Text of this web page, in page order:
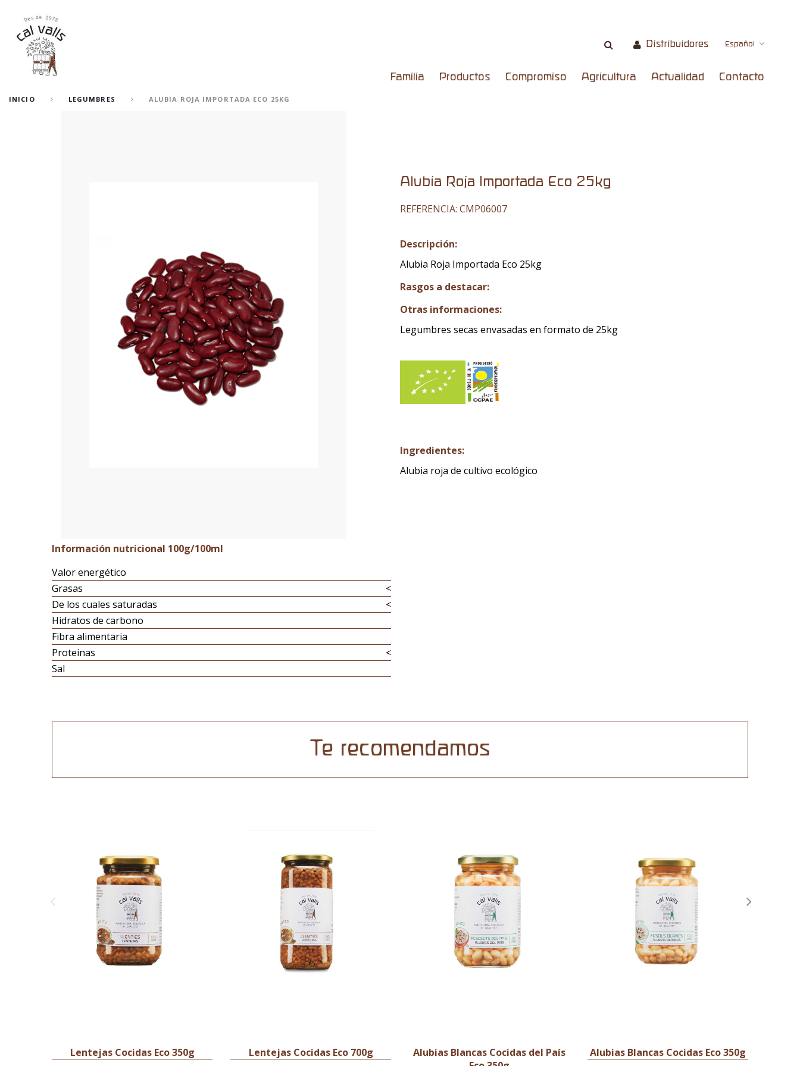
Distribuidores Español
Familia Productos Compromiso Agricultura Actualidad Contacto
INICIO LEGUMBRES ALUBIA ROJA IMPORTADA ECO 25KG
Alubia Roja Importada Eco 25kg
REFERENCIA: CMP06007
Descripción:
Alubia Roja Importada Eco 25kg
Rasgos a destacar:
Otras informaciones:
Legumbres secas envasadas en formato de 25kg
Ingredientes:
Alubia roja de cultivo ecológico
Información nutricional 100g/100ml
Valor energético
Grasas
<
De los cuales saturadas
<
Hidratos de carbono
Fibra alimentaria
Proteinas
<
Sal
Te recomendamos
Lentejas Cocidas Eco 350g Lentejas Cocidas Eco 700g
Alubias Blancas Cocidas del País
Alubias Blancas Cocidas Eco 350g